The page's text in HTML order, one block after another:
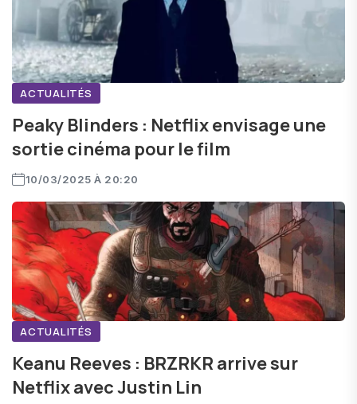
ACTUALITÉS
Peaky Blinders : Netflix envisage une
sortie cinéma pour le film
10/03/2025 À 20:20
ACTUALITÉS
Keanu Reeves : BRZRKR arrive sur
Netflix avec Justin Lin